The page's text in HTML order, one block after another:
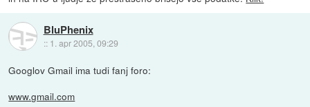
BluPhenix
:: 1. apr 2005, 09:29
Googlov Gmail ima tudi fanj foro:
www.gmail.com